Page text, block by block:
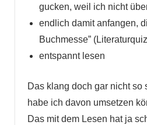
gucken, weil ich nicht
endlich damit anfangen,
Buchmesse”
entspannt lesen
Das klang doch gar nicht so
habe ich davon umsetzen
Das mit dem Lesen hat ja